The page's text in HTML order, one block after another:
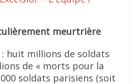
meurtrière
: huit millions de soldats
de « morts pour la
soldats parisiens (soit